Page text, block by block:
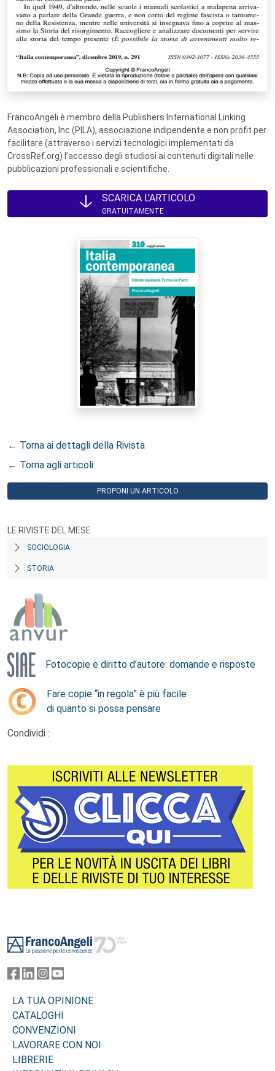
FrancoAngeli è membro della Publishers International Linking
Association, Inc (PILA), associazione indipendente e non profit per
facilitare (attraverso i servizi tecnologici implementati da
CrossRef.org) l’accesso degli studiosi ai contenuti digitali nelle
pubblicazioni professionali e scientifiche.
SCARICA L'ARTICOLO
GRATUITAMENTE
← Torna ai dettagli della Rivista
← Torna agli articoli
PROPONI UN ARTICOLO
LE RIVISTE DEL MESE
SOCIOLOGIA
STORIA
Fotocopie e diritto d’autore: domande e risposte
Fare copie “in regola” è più facile
di quanto si possa pensare
Condividi :
LA TUA OPINIONE
CATALOGHI
CONVENZIONI
LAVORARE CON NOI
LIBRERIE